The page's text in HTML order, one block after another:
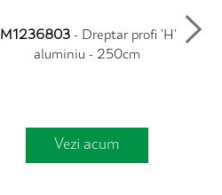
IM1236803 - Dreptar profi 'H'
aluminiu - 250cm
Vezi acum